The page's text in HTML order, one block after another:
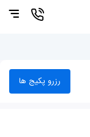
رزرو پکیج ها